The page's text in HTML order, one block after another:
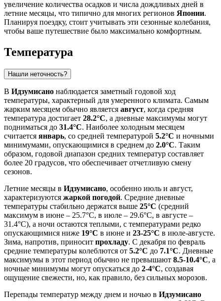
увеличение количества осадков и числа дождливых дней в
летние месяцы, что типично для многих регионов Японии.
Планируя поездку, стоит учитывать эти сезонные колебания,
чтобы ваше путешествие было максимально комфортным.
Температура
Нашли неточность?
В Идзумисано наблюдается заметный годовой ход
температуры, характерный для умеренного климата. Самым
жарким месяцем обычно является август, когда средняя
температура достигает 28.2°C, а дневные максимумы могут
подниматься до 31.4°C. Наиболее холодным месяцем
считается январь, со средней температурой 5.2°C и ночными
минимумами, опускающимися в среднем до 2.0°C. Таким
образом, годовой диапазон средних температур составляет
более 20 градусов, что обеспечивает отчетливую смену
сезонов.
Летние месяцы в Идзумисано, особенно июль и август,
характеризуются жаркой погодой. Средние дневные
температуры стабильно держатся выше 25°C (средний
максимум в июне – 25.7°C, в июле – 29.6°C, в августе –
31.4°C), а ночи остаются теплыми, с температурами редко
опускающимися ниже 19°C в июне и 23-25°C в июле-августе.
Зима, напротив, приносит прохладу. С декабря по февраль
средние температуры колеблются от 5.2°C до 7.1°C. Дневные
максимумы в этот период обычно не превышают 8.5-10.4°C, а
ночные минимумы могут опускаться до 2-4°C, создавая
ощущение свежести, но, как правило, без сильных морозов.
Перепады температур между днем и ночью в Идзумисано